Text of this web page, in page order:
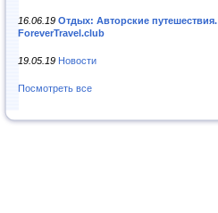
16.06.19 Отдых: Авторские путешествия.
ForeverTravel.club
19.05.19 Новости
Посмотреть все